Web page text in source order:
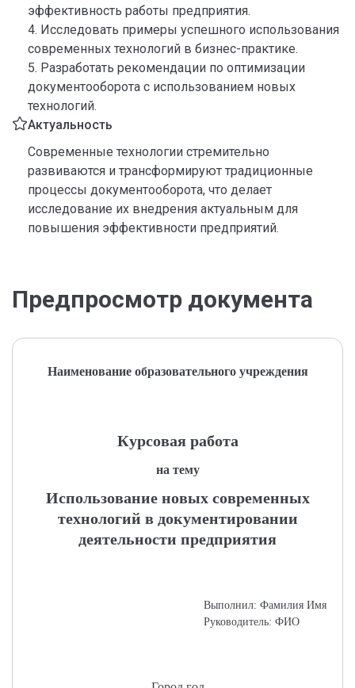
эффективность работы предприятия.
4. Исследовать примеры успешного использования
современных технологий в бизнес-практике.
5. Разработать рекомендации по оптимизации
документооборота с использованием новых
технологий.
Актуальность
Современные технологии стремительно
развиваются и трансформируют традиционные
процессы документооборота, что делает
исследование их внедрения актуальным для
повышения эффективности предприятий.
Предпросмотр документа
Наименование образовательного учреждения
Курсовая работа
на тему
Использование новых современных
технологий в документировании
деятельности предприятия
Выполнил: Фамилия Имя
Руководитель: ФИО